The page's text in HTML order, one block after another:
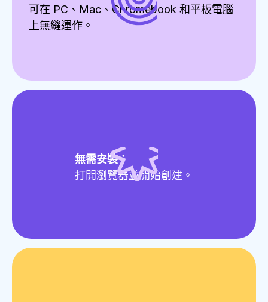
可在 PC、Mac、Chromebook 和平板電腦
上無縫運作。
無需安裝：
打開瀏覽器並開始創建。